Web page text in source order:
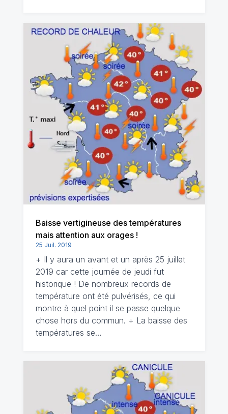
Baisse vertigineuse des températures
mais attention aux orages !
25 Juil. 2019
+ Il y aura un avant et un après 25 juillet
2019 car cette journée de jeudi fut
historique ! De nombreux records de
température ont été pulvérisés, ce qui
montre à quel point il se passe quelque
chose hors du commun. + La baisse des
températures se…